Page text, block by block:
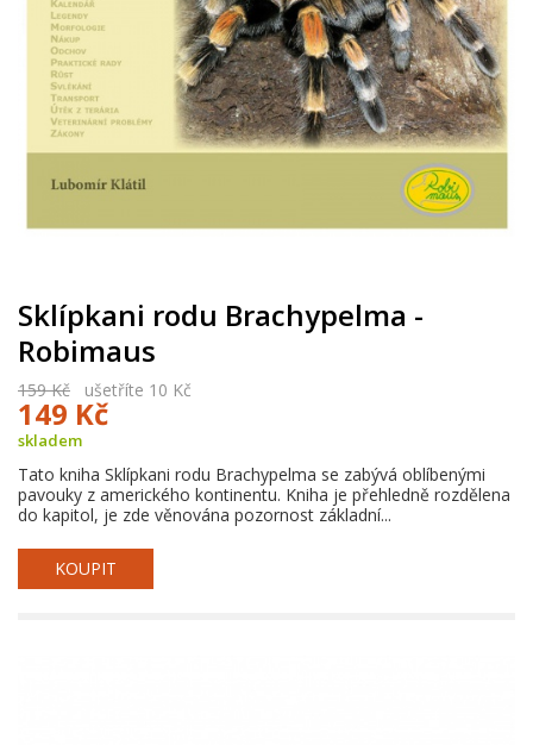
Sklípkani rodu Brachypelma -
Robimaus
159 Kč ušetříte 10 Kč
149 Kč
skladem
Tato kniha Sklípkani rodu Brachypelma se zabývá oblíbenými
pavouky z amerického kontinentu. Kniha je přehledně rozdělena
do kapitol, je zde věnována pozornost základní...
KOUPIT